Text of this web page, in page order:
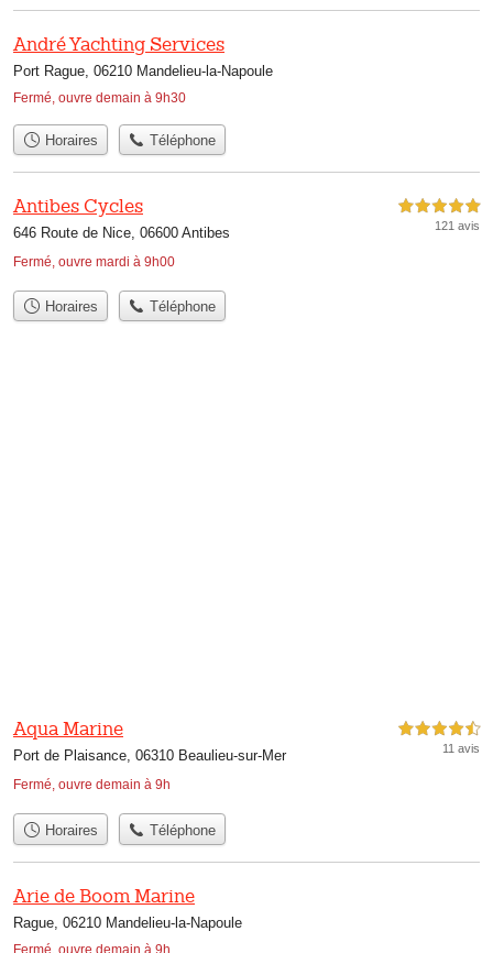
André Yachting Services
Port Rague, 06210 Mandelieu-la-Napoule
Fermé, ouvre demain à 9h30
Horaires Téléphone
Antibes Cycles
646 Route de Nice, 06600 Antibes
Fermé, ouvre mardi à 9h00
5,0 étoiles sur 5
121 avis
Horaires Téléphone
Aqua Marine
Port de Plaisance, 06310 Beaulieu-sur-Mer
Fermé, ouvre demain à 9h
4,5 étoiles sur 5
11 avis
Horaires Téléphone
Arie de Boom Marine
Rague, 06210 Mandelieu-la-Napoule
Fermé, ouvre demain à 9h